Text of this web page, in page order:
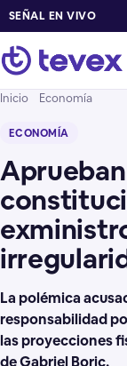
SEÑAL EN VIVO
Inicio Economía
ECONOMÍA
La polémica
responsabilidad
las proyecciones
de Gabriel Boric.